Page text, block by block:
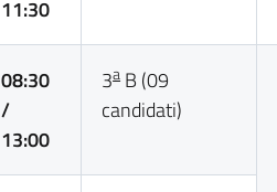
11:30
08:30
/
13:00
3a B (09
candidati)